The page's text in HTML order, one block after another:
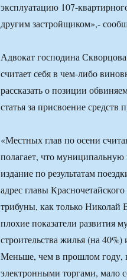
эксплуатацию 107-
другим застройщиком»,-
Адвокат господина
считает себя в чем-либо
рассказать о позиции
статья за присвоение
«Местных глав по осени
полагает, что муниципальную
издание по результатам
адрес главы
трибуны, как только Николай
плохие показатели развития
строительства жилья (на
Меньше, чем в прошлом году,
электронными торгами, мало